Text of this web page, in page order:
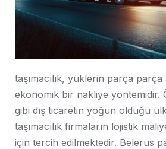
taşımacılık, yüklerin parça parça
ekonomik bir nakliye yöntemidir.
gibi dış ticaretin yoğun olduğu
taşımacılık firmaların lojistik
için tercih edilmektedir. Belerus